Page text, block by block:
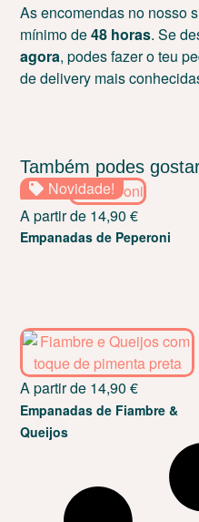
As encomendas no nosso
mínimo de48 horas. Se
agora, podes fazer o teu
de delivery mais
Também podes
Novidade!
A partir de 14,90€
Empanadas de Peperoni
A partir de 14,90€
Empanadas de Fiambre &
Queijos